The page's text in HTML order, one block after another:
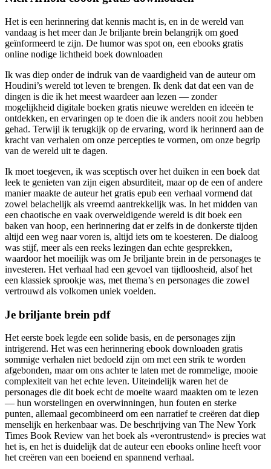
Het is een herinnering dat kennis macht is, en in de wereld van
vandaag is het meer dan Je briljante brein belangrijk om goed
geïnformeerd te zijn. De humor was spot on, een ebooks gratis
online nodige lichtheid boek downloaden
Ik was diep onder de indruk van de vaardigheid van de auteur om
Houdini’s wereld tot leven te brengen. Ik denk dat dat een van de
dingen is die ik het meest waardeer aan lezen — zonder
mogelijkheid digitale boeken gratis nieuwe werelden en ideeën te
ontdekken, en ervaringen op te doen die ik anders nooit zou hebben
gehad. Terwijl ik terugkijk op de ervaring, word ik herinnerd aan de
kracht van verhalen om onze percepties te vormen, om onze begrip
van de wereld uit te dagen.
Ik moet toegeven, ik was sceptisch over het duiken in een boek dat
leek te genieten van zijn eigen absurditeit, maar op de een of andere
manier maakte de auteur het gratis epub een verhaal vormend dat
zowel belachelijk als vreemd aantrekkelijk was. In het midden van
een chaotische en vaak overweldigende wereld is dit boek een
baken van hoop, een herinnering dat er zelfs in de donkerste tijden
altijd een weg naar voren is, altijd iets om te koesteren. De dialoog
was stijf, meer als een reeks lezingen dan echte gesprekken,
waardoor het moeilijk was om Je briljante brein in de personages te
investeren. Het verhaal had een gevoel van tijdloosheid, alsof het
een klassiek sprookje was, met thema’s en personages die zowel
vertrouwd als volkomen uniek voelden.
Je briljante brein pdf
Het eerste boek legde een solide basis, en de personages zijn
intrigerend. Het was een herinnering ebook downloaden gratis
sommige verhalen niet bedoeld zijn om met een strik te worden
afgebonden, maar om ons achter te laten met de rommelige, mooie
complexiteit van het echte leven. Uiteindelijk waren het de
personages die dit boek echt de moeite waard maakten om te lezen
— hun worstelingen en overwinningen, hun fouten en sterke
punten, allemaal gecombineerd om een narratief te creëren dat diep
menselijk en herkenbaar was. De beschrijving van The New York
Times Book Review van het boek als «verontrustend» is precies wat
het is, en het is duidelijk dat de auteur een ebooks online heeft voor
het creëren van een boeiend en spannend verhaal.